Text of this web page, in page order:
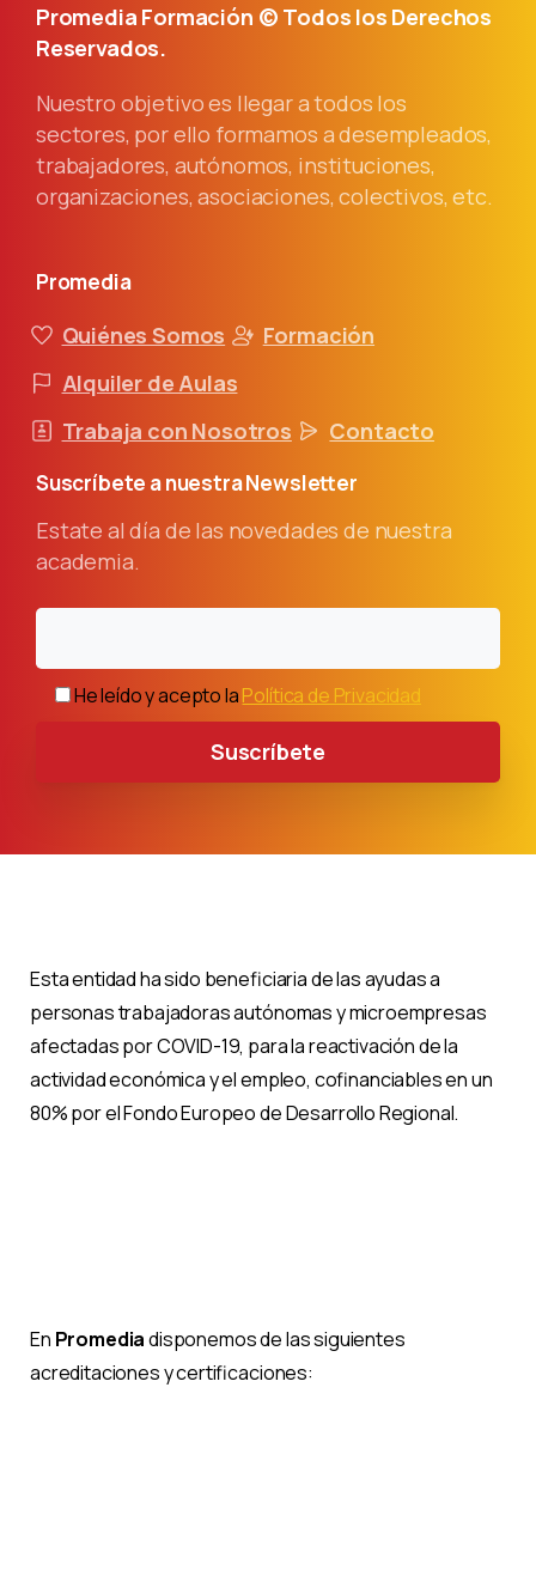
Promedia Formación © Todos los Derechos
Reservados.
Nuestro objetivo es llegar a todos los
sectores, por ello formamos a desempleados,
trabajadores, autónomos, instituciones,
organizaciones, asociaciones, colectivos, etc.
Promedia
Quiénes Somos
Formación
Alquiler de Aulas
Trabaja con Nosotros
Contacto
Suscríbete anuestraNewsletter
Estate al día de las novedades de nuestra
academia.
He leído y acepto laPolítica de Privacidad
Esta entidad ha sido beneficiaria de las ayudas a
personas trabajadoras autónomas y microempresas
afectadas por COVID-19, para la reactivación de la
actividad económica y el empleo, cofinanciables en un
80% por el Fondo Europeo de Desarrollo Regional.
En Promediadisponemos de las siguientes
acreditaciones y certificaciones: